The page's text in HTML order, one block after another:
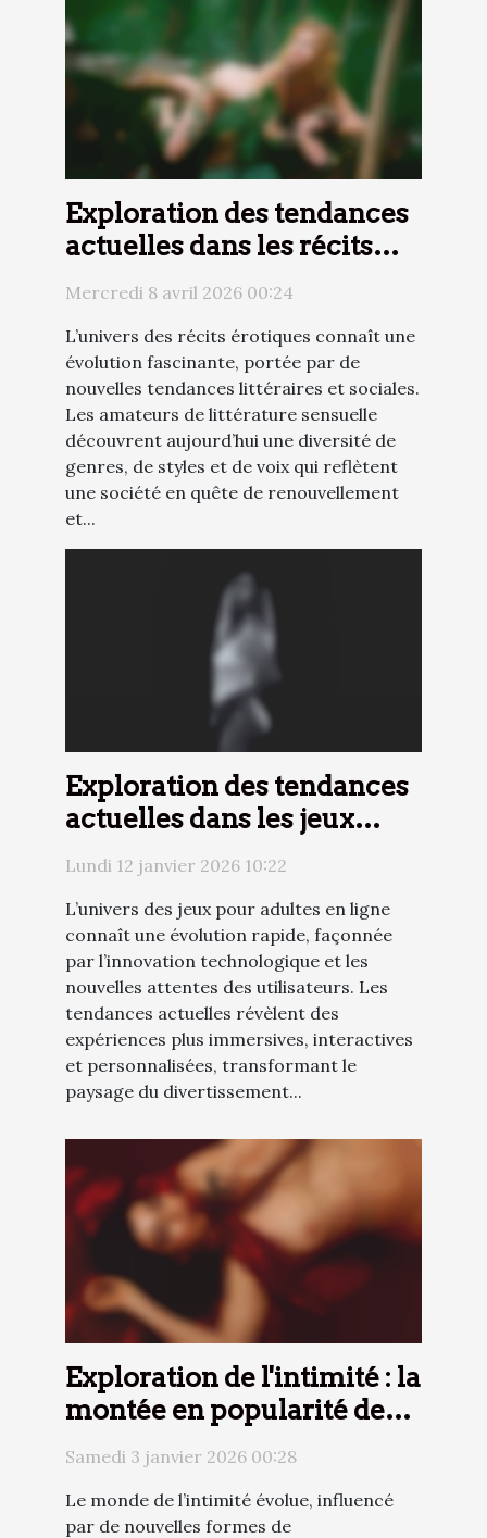
Exploration des tendances
actuelles dans les récits
érotiques
Mercredi 8 avril 2026 00:24
L’univers des récits érotiques connaît une
évolution fascinante, portée par de
nouvelles tendances littéraires et sociales.
Les amateurs de littérature sensuelle
découvrent aujourd’hui une diversité de
genres, de styles et de voix qui reflètent
une société en quête de renouvellement
et...
Exploration des tendances
actuelles dans les jeux
pour adultes en ligne
Lundi 12 janvier 2026 10:22
L’univers des jeux pour adultes en ligne
connaît une évolution rapide, façonnée
par l’innovation technologique et les
nouvelles attentes des utilisateurs. Les
tendances actuelles révèlent des
expériences plus immersives, interactives
et personnalisées, transformant le
paysage du divertissement...
Exploration de l'intimité : la
montée en popularité des
services téléphoniques
érotiques
Samedi 3 janvier 2026 00:28
Le monde de l’intimité évolue, influencé
par de nouvelles formes de